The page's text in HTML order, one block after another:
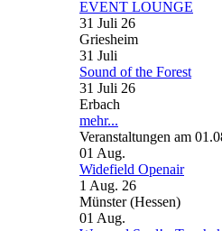
EVENT LOUNGE
31 Juli 26
Griesheim
31 Juli
Sound of the Forest
31 Juli 26
Erbach
mehr...
Veranstaltungen am
01 Aug.
Widefield Openair
1 Aug. 26
Münster (Hessen)
01 Aug.